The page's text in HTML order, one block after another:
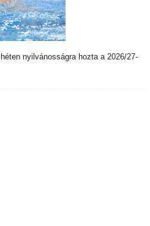
nyilvánosságra hozta a 2026/27-